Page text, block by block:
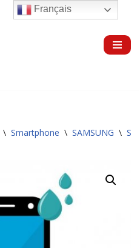
\ Smartphone \ SAMSUNG \
Français